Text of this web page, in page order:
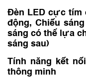
Đèn LED cực tím
động, Chiếu
sáng có thể lựa
sáng sau)
Tính năng kết
thông minh